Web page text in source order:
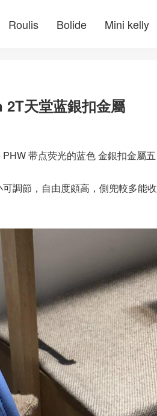
Roulis Bolide Mini kelly
天堂蓝銀扣金屬
带点荧光的蓝色 金銀扣金屬五
調節，自由度頗高，側兜較多能收